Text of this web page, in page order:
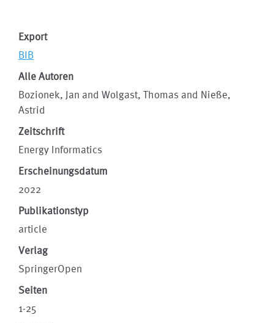
Export
BIB
Alle Autoren
Bozionek, Jan and Wolgast, Thomas and Nieße,
Astrid
Zeitschrift
Energy Informatics
Erscheinungsdatum
2022
Publikationstyp
article
Verlag
SpringerOpen
Seiten
1-25